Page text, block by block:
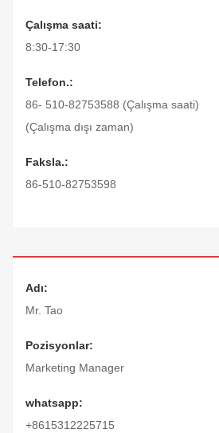
Çalışma saati:
8:30-17:30
Telefon.:
86- 510-82753588 (Çalışma saati)
(Çalışma dışı zaman)
Faksla.:
86-510-82753598
Adı:
Mr. Tao
Pozisyonlar:
Marketing Manager
whatsapp:
+8615312225715